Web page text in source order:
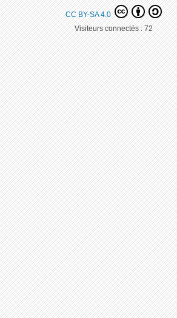
CC BY-SA 4.0
Visiteurs connectés :72